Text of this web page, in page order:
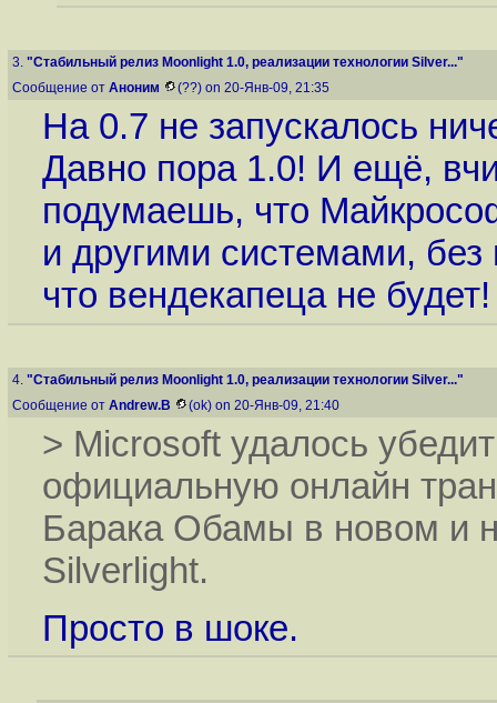
3. "Стабильный релиз Moonlight 1.0, реализации технологии Silver..."
Сообщение от Аноним (??) on 20-Янв-09, 21:35
На 0.7 не запускалось
Давно пора 1.0! И ещё,
подумаешь, что
и другими системами,
что вендекапеца не
4. "Стабильный релиз Moonlight 1.0, реализации технологии Silver..."
Сообщение от Andrew.B (ok) on 20-Янв-09, 21:40
> Microsoft удалось
официальную онлайн
Барака Обамы в новом и
Silverlight.
Просто в шоке.